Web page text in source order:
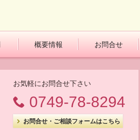
概要情報 お問合せ
お気軽にお問合せ下さい
0749-78-8294
お問合せ・ご相談フォームはこちら